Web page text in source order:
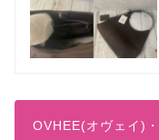
OVHEE(オヴェイ)